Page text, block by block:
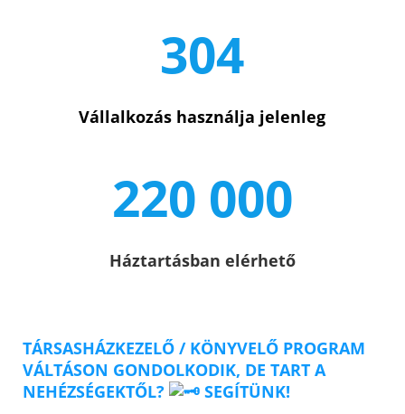
304
Vállalkozás használja jelenleg
220 000
Háztartásban elérhető
TÁRSASHÁZKEZELŐ / KÖNYVELŐ PROGRAM
VÁLTÁSON GONDOLKODIK, DE TART A
NEHÉZSÉGEKTŐL?
SEGÍTÜNK!